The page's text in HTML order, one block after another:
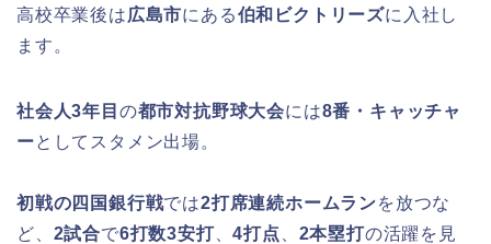
高校卒業後は広島市にある伯和ビクトリーズに入社し
ます。
社会人3年目 の都市対抗野球大会には8番・キャッチャ
ーとしてスタメン出場。
初戦の四国銀行戦では2打席連続ホームランを放つな
ど、 2試合で6打数3安打、4打点 2本塁打の活躍を見